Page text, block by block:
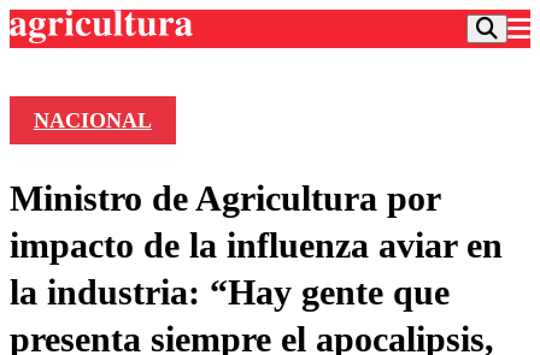
Frecuencias
Agricultura TV
Deportes
Colo Colo
Motor
Entretención
Noticias
NACIONAL
Ministro de Agricultura por
impacto de la influenza aviar en
la industria: “Hay gente que
presenta siempre el apocalipsis,